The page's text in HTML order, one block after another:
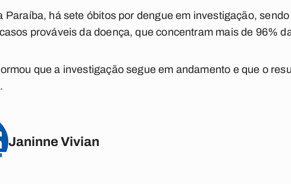
Paraíba, há sete óbitos por dengue em investigação,
prováveis da doença, que concentram mais de 96%
que a investigação segue em andamento e que o
Janinne Vivian